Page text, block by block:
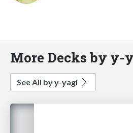
More Decks by y-
See All by y-yagi